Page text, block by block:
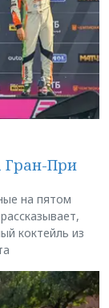
Гран-При
на пятом
коктейль из